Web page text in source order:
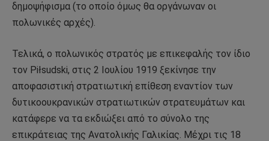
δημοψήφισμα (το οποίο όμως θα οργάνωναν οι
πολωνικές αρχές).
Τελικά, ο πολωνικός στρατός με επικεφαλής τον ίδιο
τον Piłsudski, στις 2 Ιουλίου 1919 ξεκίνησε την
αποφασιστική στρατιωτική επίθεση εναντίον των
δυτικοουκρανικών στρατιωτικών στρατευμάτων και
κατάφερε να τα εκδιώξει από το σύνολο της
επικράτειας της Ανατολικής Γαλικίας. Μέχρι τις 18